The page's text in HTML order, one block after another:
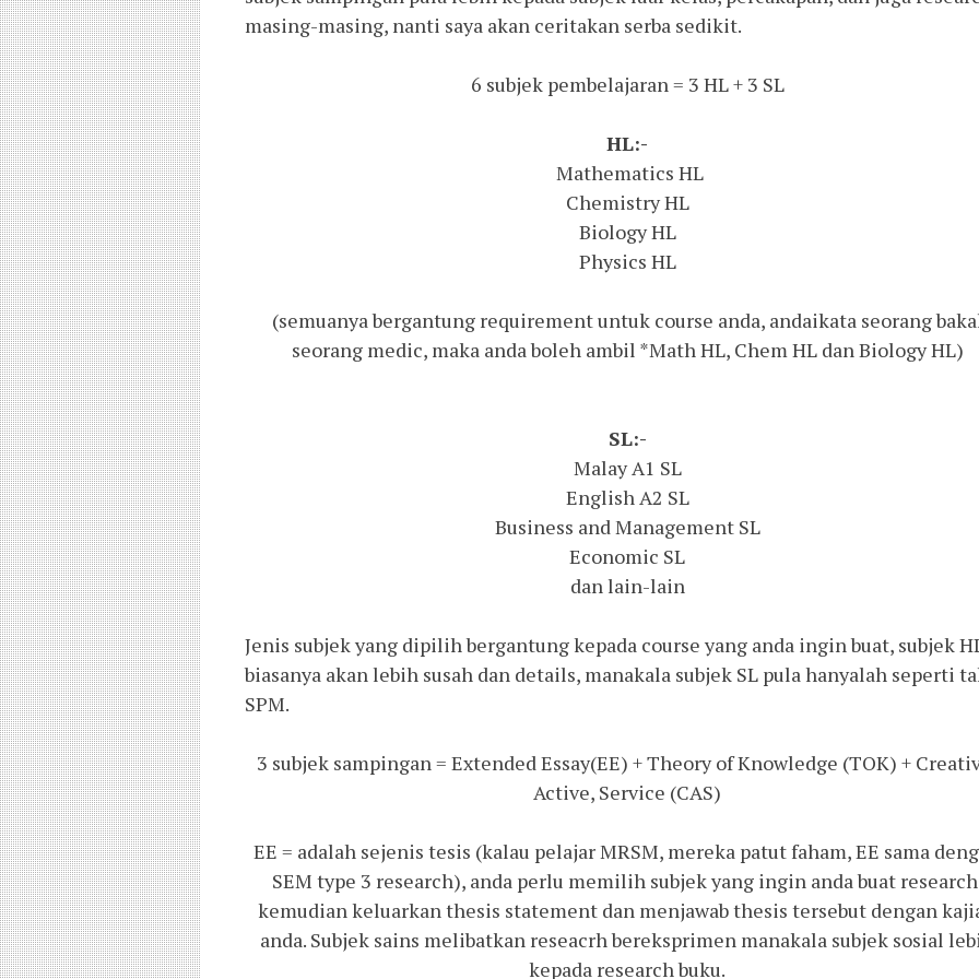
masing-masing, nanti saya akan ceritakan serba sedikit.
6 subjek pembelajaran = 3 HL + 3 SL
HL:-
Mathematics HL
Chemistry HL
Biology HL
Physics HL
(semuanya bergantung requirement untuk course anda, andaikata seorang
seorang medic, maka anda boleh ambil *Math HL, Chem HL dan Biology HL)
SL:-
Malay A1 SL
English A2 SL
Business and Management SL
Economic SL
dan lain-lain
Jenis subjek yang dipilih bergantung kepada course yang anda ingin buat, subjek
biasanya akan lebih susah dan details, manakala subjek SL pula hanyalah seperti
SPM.
3 subjek sampingan = Extended Essay(EE) + Theory of Knowledge (TOK) +
Active, Service (CAS)
EE = adalah sejenis tesis (kalau pelajar MRSM, mereka patut faham, EE sama
SEM type 3 research), anda perlu memilih subjek yang ingin anda buat
kemudian keluarkan thesis statement dan menjawab thesis tersebut dengan
anda. Subjek sains melibatkan reseacrh bereksprimen manakala subjek sosial
kepada research buku.